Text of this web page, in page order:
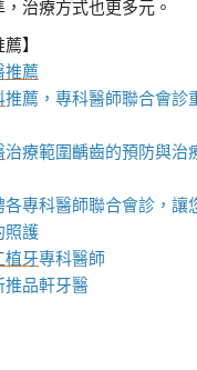
治療方式也更多元。
】
推薦
推薦，專科醫師聯合會診
治療範圍齲齒的預防與治
各專科醫師聯合會診，讓
照護
植牙專科醫師
推品軒牙醫